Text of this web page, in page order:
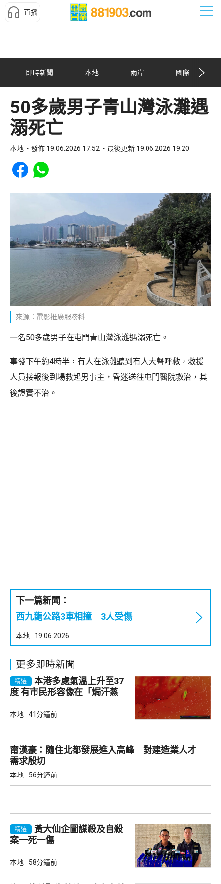
直播
即時新聞 本地 兩岸 國際
50多歲男子青山灣泳灘遇
溺死亡
本地 發佈 19.06.2026 17:52 最後更新 19.06.2026 19:20
Share to Facebook
Share to WhatsApp
來源：電影推廣服務科
一名50多歲男子在屯門青山灣泳灘遇溺死亡。
事發下午約4時半，有人在泳灘聽到有人大聲呼救，救援
人員接報後到場救起男事主，昏迷送往屯門醫院救治，其
後證實不治。
下一篇新聞：
西九龍公路3車相撞 3人受傷
本地 19.06.2026
更多即時新聞
精選
本港多處氣溫上升至37
度 有市民形容像在「焗汗蒸
本地 41分鐘前
甯漢豪：隨住北都發展進入高峰 對建造業人才
需求殷切
本地 56分鐘前
精選
黃大仙企圖謀殺及自殺
案一死一傷
本地 58分鐘前